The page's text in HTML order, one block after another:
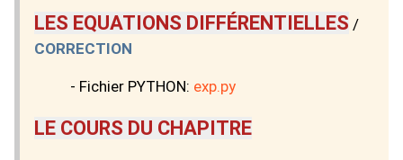
LES EQUATIONS DIFFÉRENTIELLES /
CORRECTION
- Fichier PYTHON: exp.py
LE COURS DU CHAPITRE